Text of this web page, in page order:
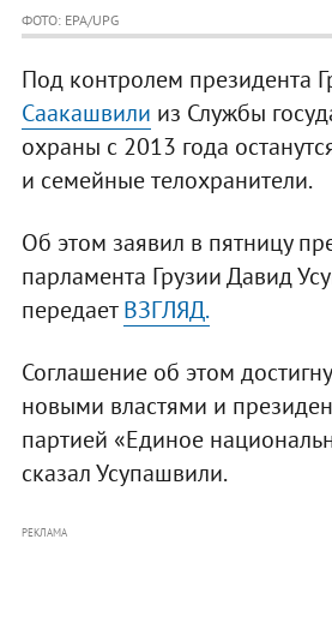
ФОТО: EPA/UPG
Под контролем президента
Саакашвили из Службы
охраны с 2013 года
и семейные телохранители.
Об этом заявил в пятницу
парламента Грузии Давид
передаетВЗГЛЯД.
Соглашение об этом
новыми властями и
партией «Единое
сказал Усупашвили.
РЕКЛАМА